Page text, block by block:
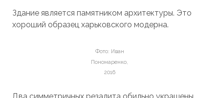
Здание является памятником архитектуры. Это
хороший образец харьковского модерна.
Фото: Иван
Пономаренко,
2016